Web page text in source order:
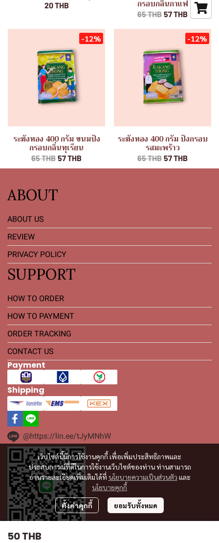
20 THB กรอบกลิ่นกาแฟ
65 THB 57 THB
-12%
ระฆังทอง 400 กรัม ขนมปัง
กรอบกลิ่นทุเรียน
65 THB 57 THB
-12%
ระฆังทอง 400 กรัม ปังกรอบ
รสมะพร้าว
65 THB 57 THB
50 THB
เว็บไซต์นี้มีการใช้งานคุกกี้ เพื่อเพิ่มประสิทธิภาพและ
ประสบการณ์ที่ดีในการใช้งานเว็บไซต์ของท่าน ท่านสามารถ
อ่านรายละเอียดเพิ่มเติมได้ที่ นโยบายความเป็นส่วนตัว และ
นโยบายคุกกี้
ตั้งค่าคุกกี้ ยอมรับทั้งหมด
ABOUT
ABOUT US
REVIEW
PRIVACY POLICY
SUPPORT
HOW TO ORDER
HOW TO PAYMENT
ORDER TRACKING
CONTACT US
Payment
Shipping
@https://lin.ee/tJyMNhW